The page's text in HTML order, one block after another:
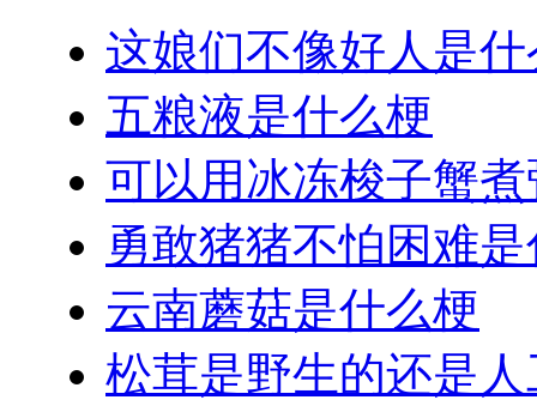
这娘们不像好人是
五粮液是什么梗
可以用冰冻梭子蟹
勇敢猪猪不怕困难
云南蘑菇是什么梗
松茸是野生的还是